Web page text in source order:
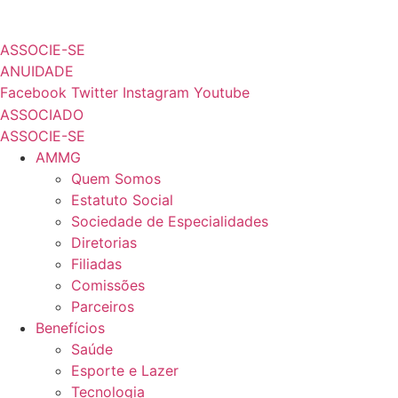
o
conteúdo
ASSOCIE-SE
ANUIDADE
Facebook Twitter Instagram Youtube
ASSOCIADO
ASSOCIE-SE
AMMG
Quem Somos
Estatuto Social
Sociedade de Especialidades
Diretorias
Filiadas
Comissões
Parceiros
Benefícios
Saúde
Esporte e Lazer
Tecnologia